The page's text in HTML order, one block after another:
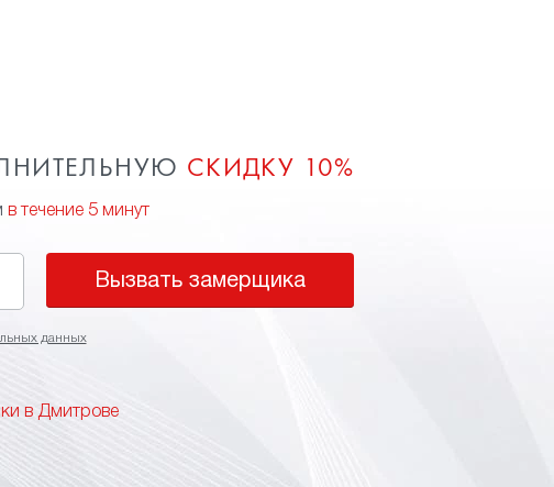
СКИДКУ 10%
в течение 5 минут
Вызвать замерщика
данных
в Дмитрове